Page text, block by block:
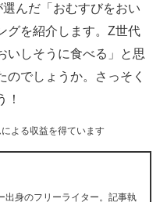
んだ「おむすびをおい
グを紹介します。Z世代
いしそうに食べる」と思
のでしょうか。さっそく
！
よる収益を得ています
出身のフリーライター。記事執